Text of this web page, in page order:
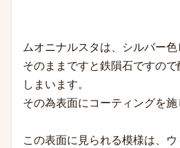
ムオニナルスタは、シルバー色
そのままですと鉄隕石ですの
しまいます。
その為表面にコーティングを施
この表面に見られる模様は、